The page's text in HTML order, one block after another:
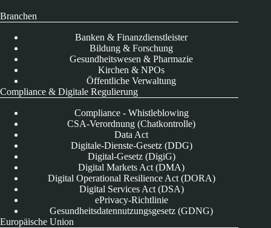
Branchen
Banken & Finanzdienstleister
Bildung & Forschung
Gesundheitswesen & Pharmazie
Kirchen & NPOs
Öffentliche Verwaltung
Compliance & Digitale Regulierung
Compliance - Whistleblowing
CSA-Verordnung (Chatkontrolle)
Data Act
Digitale-Dienste-Gesetz (DDG)
Digital-Gesetz (DigiG)
Digital Markets Act (DMA)
Digital Operational Resilience Act (DORA)
Digital Services Act (DSA)
ePrivacy-Richtlinie
Gesundheitsdatennutzungsgesetz (GDNG)
Europäische Union